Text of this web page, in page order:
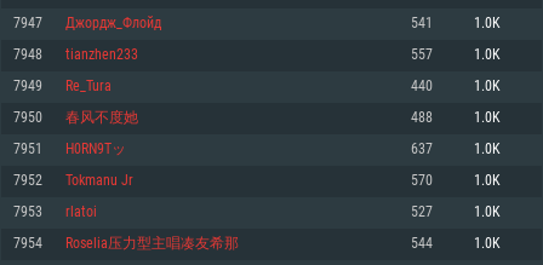
Minimum
OS: Windows 10 (64 bit)
Processeur: Dual-Core 2.2 GHz
Mémoire: 4 GB
Carte graphique supportant DirectX 11: AMD Radeon 77XX / NVIDIA
GeForce GTX 660. La résolution minimale supportée par le jeu est de 720p
Connection: Connexion Internet à haut débit
Disque dur: 23.1 Go (client minimal)
Minimum
OS: Mac OS Big Sur 11.0 ou plus récent
Processeur: Core i5, minimum 2.2GHz (Les processeurs Intel Xeon ne sont
pas supportés)
Mémoire: 6 GB
Carte graphique: Intel Iris Pro 5200 (Mac), ou analogue AMD/Nvidia. La
résolution minimale supportée par le jeu est de 720p.
Connection: Connexion Internet à haut débit
Disque dur: 62,2 Go (client minimal)
Minimum
OS: Les configurations Linux 64 bits les plus modernes
Processeur: Dual-Core 2.4 GHz
Mémoire: 4 GB
Carte graphique: NVIDIA 660 avec les derniers drivers (moins de 6 mois) /
de même pour AMD (La résolution minimale supportée par le jeu est de
720p)
Connection: Connexion Internet à haut débit
Disque dur: 62,2 Go (client minimal)
7947 Джоpдж_Флойд 541 1.0K
7948 tianzhen233 557 1.0K
7949 Re_Tura 440 1.0K
7950 春风不度她 488 1.0K
7951 H0RN9Tッ 637 1.0K
7952 Tokmanu Jr 570 1.0K
7953 rlatoi 527 1.0K
7954 Roselia压力型主唱凑友希那 544 1.0K